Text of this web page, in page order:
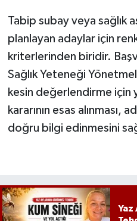
Tabip subay veya sağlık
planlayan adaylar için
kriterlerinden biridir.
Sağlık Yeteneği
kesin değerlendirme için
kararının esas alınması,
doğru bilgi edinmesini
Yaz